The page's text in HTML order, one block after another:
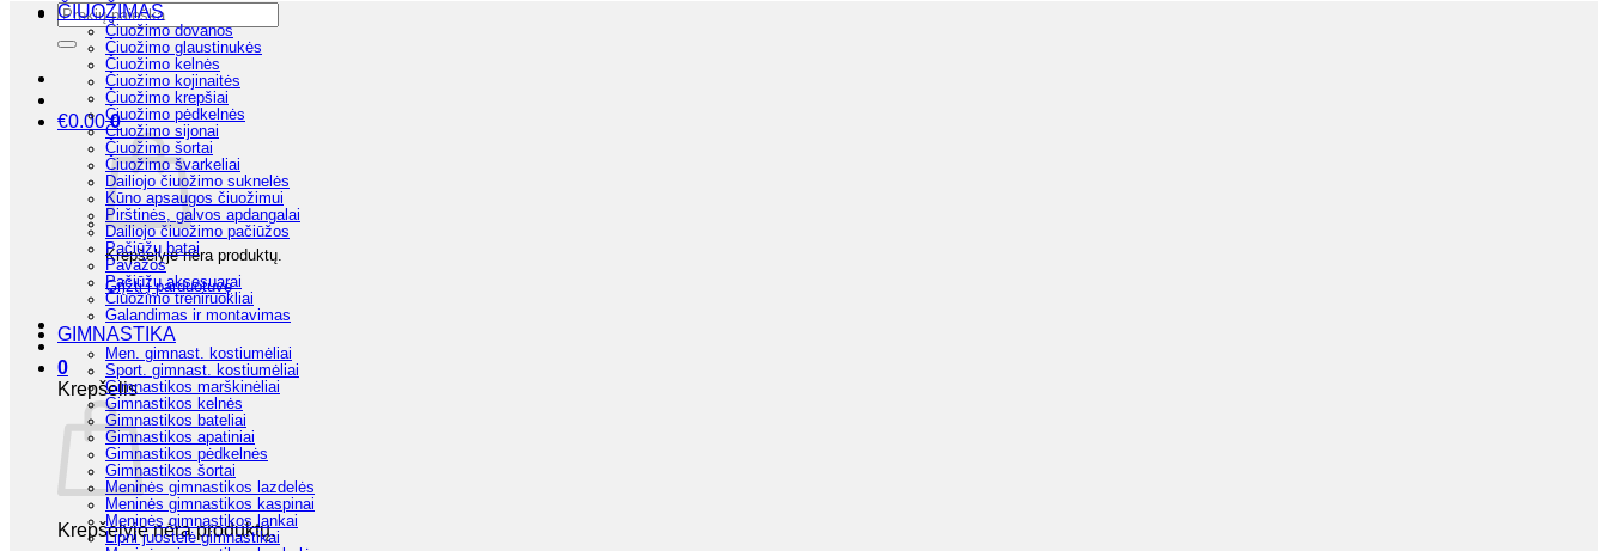
Ieškoti:
€0.00 0
Krepšelyje nėra produktų.
Grįžti į parduotuvę
0
Krepšelis
Krepšelyje nėra produktų.
ČIUOŽIMAS
Čiuožimo dovanos
Čiuožimo glaustinukės
Čiuožimo kelnės
Čiuožimo kojinaitės
Čiuožimo krepšiai
Čiuožimo pėdkelnės
Čiuožimo sijonai
Čiuožimo šortai
Čiuožimo švarkeliai
Dailiojo čiuožimo suknelės
Kūno apsaugos čiuožimui
Pirštinės, galvos apdangalai
Dailiojo čiuožimo pačiūžos
Pačiūžų batai
Pavažos
Pačiūžų aksesuarai
Čiuožimo treniruokliai
Galandimas ir montavimas
GIMNASTIKA
Men. gimnast. kostiumėliai
Sport. gimnast. kostiumėliai
Gimnastikos marškinėliai
Gimnastikos kelnės
Gimnastikos bateliai
Gimnastikos apatiniai
Gimnastikos pėdkelnės
Gimnastikos šortai
Meninės gimnastikos lazdelės
Meninės gimnastikos kaspinai
Meninės gimnastikos lankai
Lipni juostelė gimnastikai